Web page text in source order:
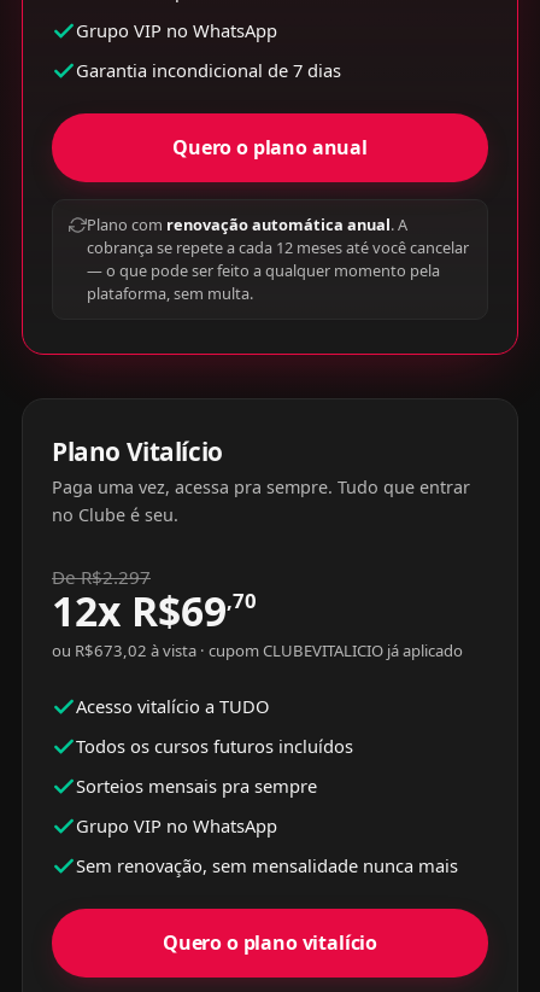
Grupo VIP no WhatsApp
Garantia incondicional de 7 dias
Quero o plano anual
Plano com renovação automática anual. A
cobrança se repete a cada 12 meses até você cancelar
— o que pode ser feito a qualquer momento pela
plataforma, sem multa.
Plano Vitalício
Paga uma vez, acessa pra sempre. Tudo que entrar
no Clube é seu.
De R$2.297
12x R$69,70
ou R$673,02 à vista · cupom CLUBEVITALICIO já aplicado
Acesso vitalício a TUDO
Todos os cursos futuros incluídos
Sorteios mensais pra sempre
Grupo VIP no WhatsApp
Sem renovação, sem mensalidade nunca mais
Quero o plano vitalício